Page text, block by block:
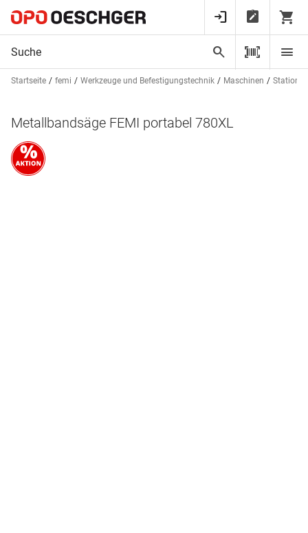
Startseite femi Werkzeuge und Befestigungstechnik Maschinen
Metallbandsäge FEMI portabel 780XL